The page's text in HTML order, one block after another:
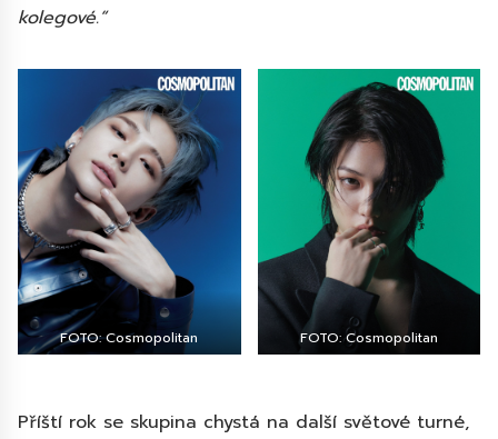
kolegové.“
FOTO: Cosmopolitan FOTO: Cosmopolitan
Příští rok se skupina chystá na další světové turné,